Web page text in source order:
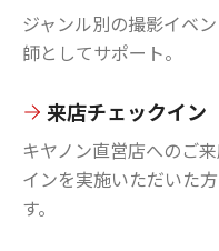
ジャンル別の撮影イベ
師としてサポート。
来店チェックイン
キヤノン直営店へのご
インを実施いただいた
す。